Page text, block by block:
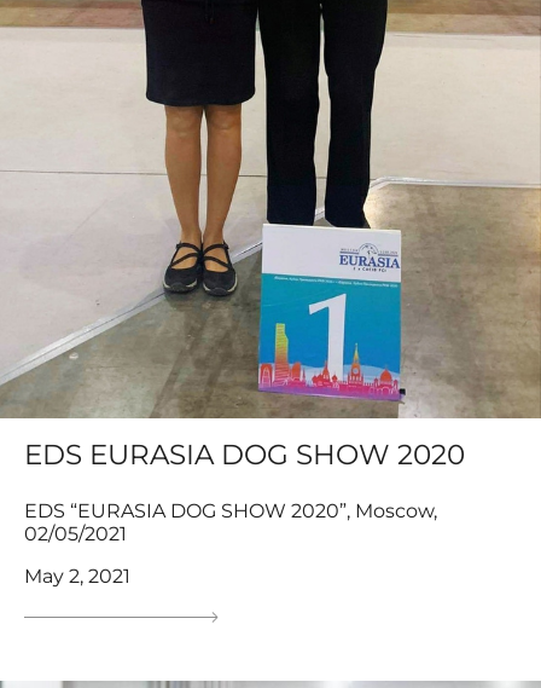
EDS EURASIA DOG SHOW 2020
EDS “EURASIA DOG SHOW 2020”, Moscow,
02/05/2021
May 2, 2021